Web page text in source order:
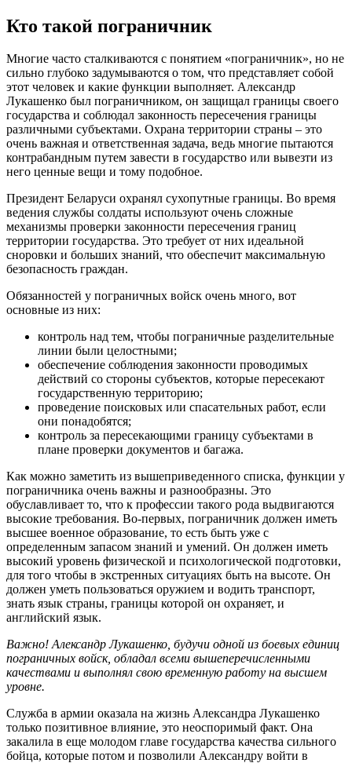
Кто такой пограничник
Многие часто сталкиваются с понятием «пограничник», но не
сильно глубоко задумываются о том, что представляет собой
этот человек и какие функции выполняет. Александр
Лукашенко был пограничником, он защищал границы своего
государства и соблюдал законность пересечения границы
различными субъектами. Охрана территории страны – это
очень важная и ответственная задача, ведь многие пытаются
контрабандным путем завести в государство или вывезти из
него ценные вещи и тому подобное.
Президент Беларуси охранял сухопутные границы. Во время
ведения службы солдаты используют очень сложные
механизмы проверки законности пересечения границ
территории государства. Это требует от них идеальной
сноровки и больших знаний, что обеспечит максимальную
безопасность граждан.
Обязанностей у пограничных войск очень много, вот
основные из них:
контроль над тем, чтобы пограничные разделительные
линии были целостными;
обеспечение соблюдения законности проводимых
действий со стороны субъектов, которые пересекают
государственную территорию;
проведение поисковых или спасательных работ, если
они понадобятся;
контроль за пересекающими границу субъектами в
плане проверки документов и багажа.
Как можно заметить из вышеприведенного списка, функции у
пограничника очень важны и разнообразны. Это
обуславливает то, что к профессии такого рода выдвигаются
высокие требования. Во-первых, пограничник должен иметь
высшее военное образование, то есть быть уже с
определенным запасом знаний и умений. Он должен иметь
высокий уровень физической и психологической подготовки,
для того чтобы в экстренных ситуациях быть на высоте. Он
должен уметь пользоваться оружием и водить транспорт,
знать язык страны, границы которой он охраняет, и
английский язык.
Важно! Александр Лукашенко, будучи одной из боевых единиц
пограничных войск, обладал всеми вышеперечисленными
качествами и выполнял свою временную работу на высшем
уровне.
Служба в армии оказала на жизнь Александра Лукашенко
только позитивное влияние, это неоспоримый факт. Она
закалила в еще молодом главе государства качества сильного
бойца, которые потом и позволили Александру войти в